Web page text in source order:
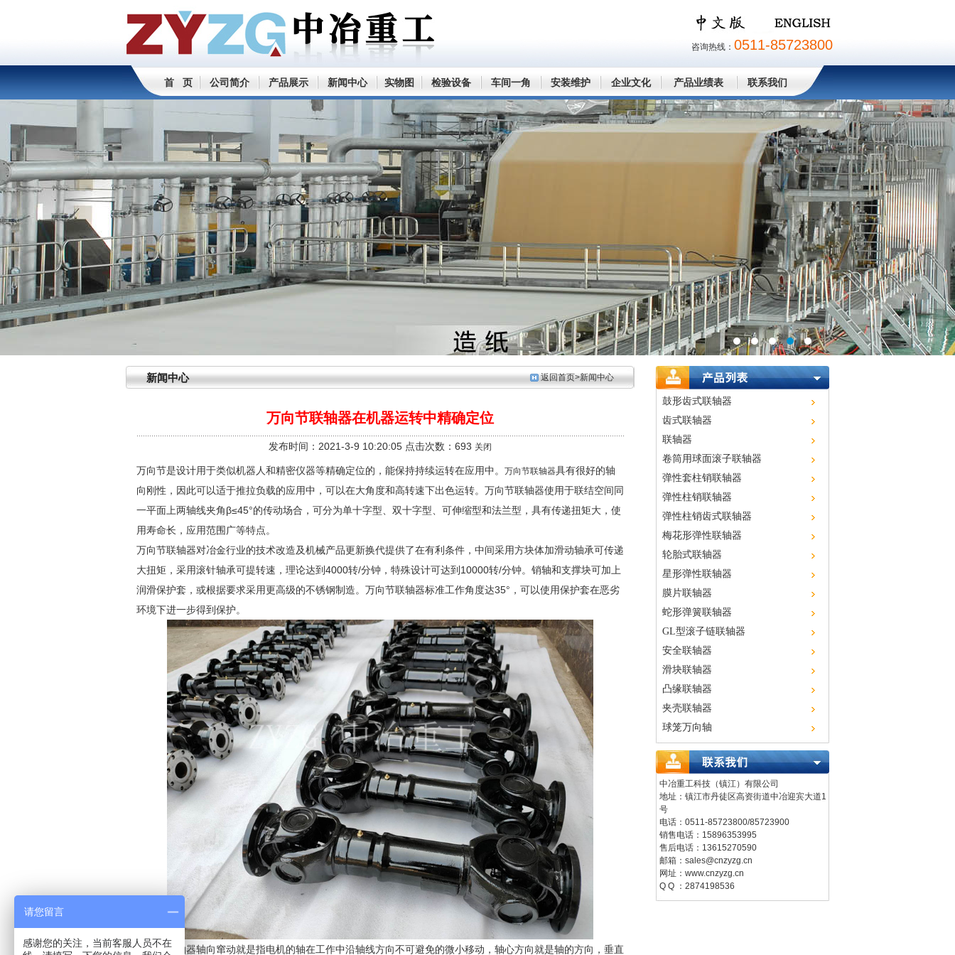
咨询热线： 0511-85723800
首 页 公司简介 产品展示 新闻中心 实物图 检验设备 车间一角 安装维护 企业文化 产品业绩表 联系我们
新闻中心 返回首页>新闻中心
万向节联轴器在机器运转中精确定位
发布时间：2021-3-9 10:20:05 点击次数：693 关闭
万向节是设计用于类似机器人和精密仪器等精确定位的，能保持持续运转在应用中。 万向节联轴器具有很好的轴
向刚性，因此可以适于推拉负载的应用中，可以在大角度和高转速下出色运转。万向节联轴器使用于联结空间同
一平面上两轴线夹角β≤45°的传动场合，可分为单十字型、双十字型、可伸缩型和法兰型，具有传递扭矩大，使
用寿命长，应用范围广等特点。
万向节联轴器对冶金行业的技术改造及机械产品更新换代提供了在有利条件，中间采用方块体加滑动轴承可传递
大扭矩，采用滚针轴承可提转速，理论达到4000转/分钟，特殊设计可达到10000转/分钟。销轴和支撑块可加上
润滑保护套，或根据要求采用更高级的不锈钢制造。万向节联轴器标准工作角度达35°，可以使用保护套在恶劣
环境下进一步得到保护。
万向节联轴器轴向窜动就是指电机的轴在工作中沿轴线方向不可避免的微小移动，轴心方向就是轴的方向，垂直
鼓形齿式联轴器
齿式联轴器
联轴器
卷筒用球面滚子联轴器
弹性套柱销联轴器
弹性柱销联轴器
弹性柱销齿式联轴器
梅花形弹性联轴器
轮胎式联轴器
星形弹性联轴器
膜片联轴器
蛇形弹簧联轴器
GL型滚子链联轴器
安全联轴器
滑块联轴器
凸缘联轴器
夹壳联轴器
球笼万向轴
中冶重工科技（镇江）有限公司
地址：镇江市丹徒区高资街道中冶迎宾大道1
号
电话： 0511-85723800/85723900
销售电话：15896353995
售后电话：13615270590
邮箱： sales@cnzyzg.cn
网址： www.cnzyzg.cn
Q Q ：2874198536
请您留言
感谢您的关注，当前客服人员不在